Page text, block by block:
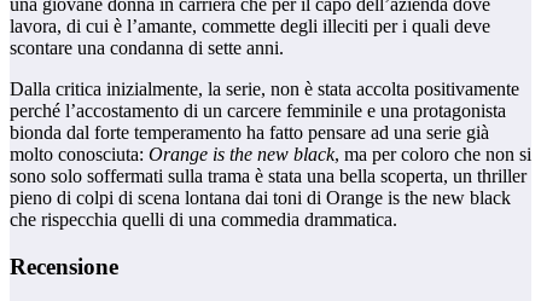
una giovane donna in carriera che per il capo dell’azienda dove
lavora, di cui è l’amante, commette degli illeciti per i quali deve
scontare una condanna di sette anni.
Dalla critica inizialmente, la serie, non è stata accolta positivamente
perché l’accostamento di un carcere femminile e una protagonista
bionda dal forte temperamento ha fatto pensare ad una serie già
molto conosciuta: Orange is the new black, ma per coloro che non si
sono solo soffermati sulla trama è stata una bella scoperta, un thriller
pieno di colpi di scena lontana dai toni di Orange is the new black
che rispecchia quelli di una commedia drammatica.
Recensione